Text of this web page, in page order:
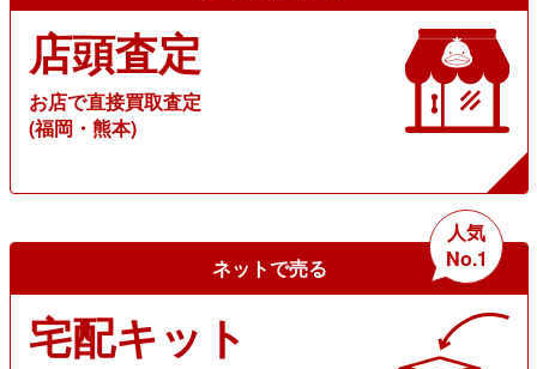
店頭査定
お店で直接買取査定
(福岡・熊本)
ネットで売る
人気
No.1
宅配キット